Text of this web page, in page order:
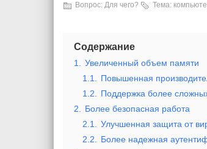
Вопрос: Для чего? Тема:
Содержание
1.
Увеличенный объем памяти
1.1.
Повышенная
1.2.
Поддержка более
2.
Более безопасная работа
2.1.
Улучшенная защита от
2.2.
Более надежная